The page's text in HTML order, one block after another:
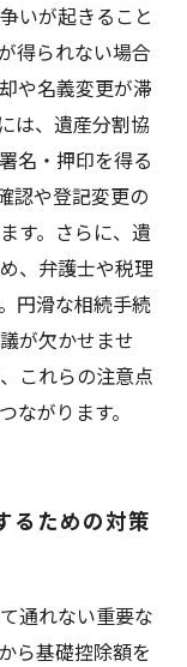
いが起きること
得られない場合
や名義変更が滞
は、遺産分割協
名・押印を得る
認や登記変更の
す。さらに、遺
、弁護士や税理
円滑な相続手続
が欠かせませ
これらの注意点
ながります。
るための対策
通れない重要な
ら基礎控除額を